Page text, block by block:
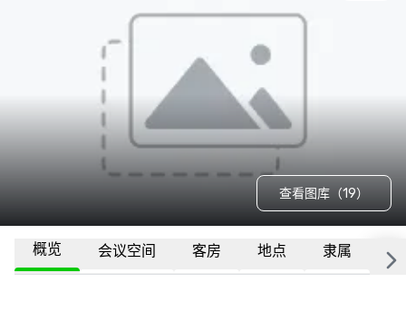
查看图库（19）
概览 会议空间 客房 地点 隶属 更